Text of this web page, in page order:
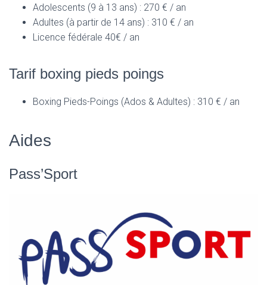
Adolescents (9 à 13 ans) : 270 € / an
Adultes (à partir de 14 ans) : 310 € / an
Licence fédérale 40€ / an
Tarif boxing pieds poings
Boxing Pieds-Poings (Ados & Adultes) : 310 € / an
Aides
Pass’Sport